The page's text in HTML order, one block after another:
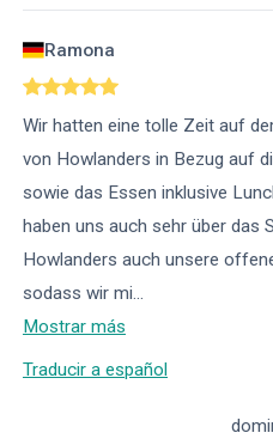
Ramona
Wir hatten eine tolle Zeit auf
von Howlanders in Bezug auf
sowie das Essen inklusive
haben uns auch sehr über das
Howlanders auch unsere
sodass wir mi...
Mostrar más
Traducir a español